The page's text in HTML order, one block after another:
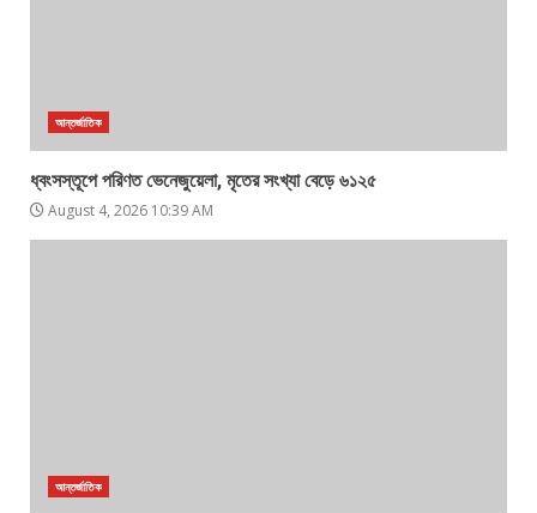
আন্তর্জাতিক
ধ্বংসস্তূপে পরিণত ভেনেজুয়েলা, মৃতের সংখ্যা বেড়ে ৬১২৫
August 4, 2026 10:39 AM
আন্তর্জাতিক